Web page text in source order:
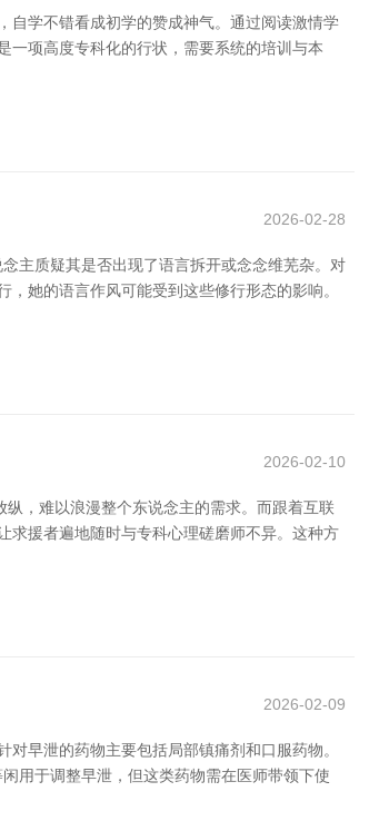
自学不错看成初学的赞成神气。通过阅读激情学
一项高度专科化的行状，需要系统的培训与本
2026-02-28
主质疑其是否出现了语言拆开或念念维芜杂。对
她的语言作风可能受到这些修行形态的影响。
2026-02-10
，难以浪漫整个东说念主的需求。而跟着互联
求援者遍地随时与专科心理磋磨师不异。这种方
2026-02-09
早泄的药物主要包括局部镇痛剂和口服药物。
用于调整早泄，但这类药物需在医师带领下使